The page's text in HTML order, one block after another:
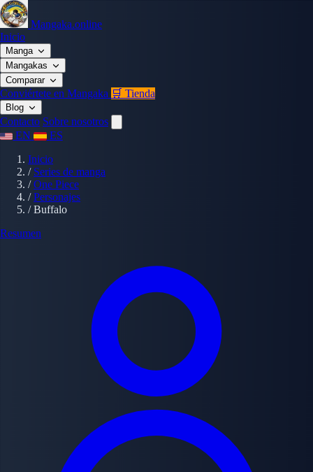
Mangaka.online
Inicio
Manga
Mangakas
Comparar
Conviértete en Mangaka 🛒 Tienda
Blog
Contacto Sobre nosotros
EN
ES
Inicio
/ Series de manga
/ One Piece
/ Personajes
/ Buffalo
Resumen